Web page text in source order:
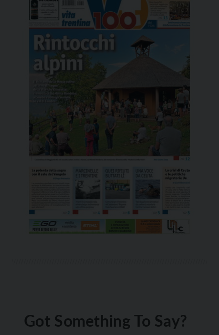
Got Something To Say?